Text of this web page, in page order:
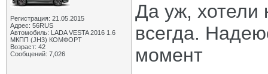
Регистрация: 21.05.2015
Адрес: 56RUS
Автомобиль: LADA VESTA 2016 1.6
МКПП (JH3) КОМФОРТ
Возраст: 42
Сообщений: 7,026
Да уж, хотели
всегда.
момент